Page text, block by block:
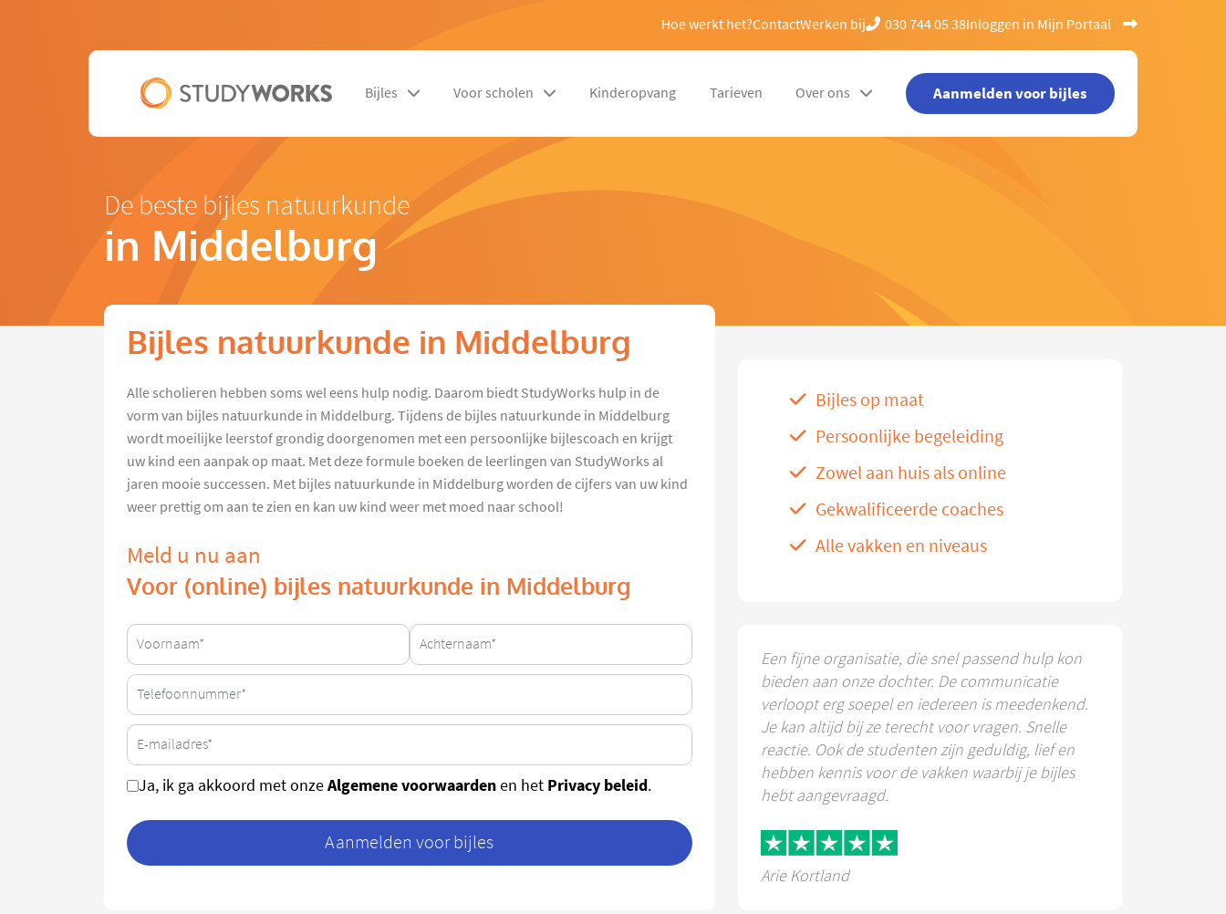
Hoe werkt het?ContactWerken bij 030 744 05 38Inloggen in Mijn Portaal
Bijles Voor scholen Kinderopvang Tarieven Over ons Aanmelden voor bijles
De beste bijles natuurkunde
in Middelburg
Bijles natuurkunde in Middelburg
Alle scholieren hebben soms wel eens hulp nodig. Daarom biedt StudyWorks hulp in de
vorm van bijles natuurkunde in Middelburg. Tijdens de bijles natuurkunde in Middelburg
wordt moeilijke leerstof grondig doorgenomen met een persoonlijke bijlescoach en krijgt
uw kind een aanpak op maat. Met deze formule boeken de leerlingen van StudyWorks al
jaren mooie successen. Met bijles natuurkunde in Middelburg worden de cijfers van uw kind
weer prettig om aan te zien en kan uw kind weer met moed naar school!
Meld u nu aan
Voor (online) bijles natuurkunde in Middelburg
Ja, ik ga akkoord met onzeAlgemene voorwaardenen het Privacy beleid.
Aanmelden voor bijles
Bijles op maat
Persoonlijke begeleiding
Zowel aan huis als online
Gekwalificeerde coaches
Alle vakken en niveaus
Een fijne organisatie, die snel passend hulp kon
bieden aan onze dochter. De communicatie
verloopt erg soepel en iedereen is meedenkend.
Je kan altijd bij ze terecht voor vragen. Snelle
reactie. Ook de studenten zijn geduldig, lief en
hebben kennis voor de vakken waarbij je bijles
hebt aangevraagd.
Arie Kortland